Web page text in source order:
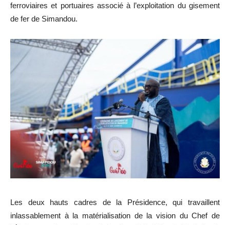
ferroviaires et portuaires associé à l’exploitation du gisement
de fer de Simandou.
Les deux hauts cadres de la Présidence, qui travaillent
inlassablement à la matérialisation de la vision du Chef de